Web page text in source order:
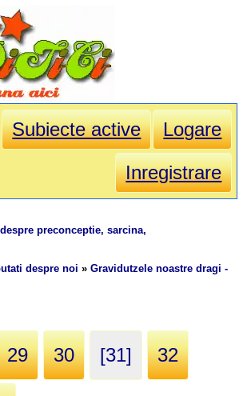
Subiecte active
Logare
Inregistrare
preconceptie, sarcina,
despre noi »Gravidutzele noastre dragi -
29 30 [31] 32